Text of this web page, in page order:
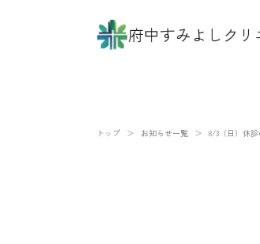
府中すみよしクリ
トップ ＞ お知らせ一覧 ＞ 8/3（日）休